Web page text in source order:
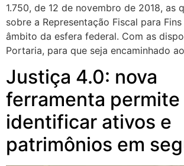
1.750, de 12 de novembro de 2018, as
sobre a Representação Fiscal para Fins
âmbito da esfera federal. Com as
Portaria, para que seja encaminhado
Justiça 4.0: nova
ferramenta permite
identificar ativos e
patrimônios em